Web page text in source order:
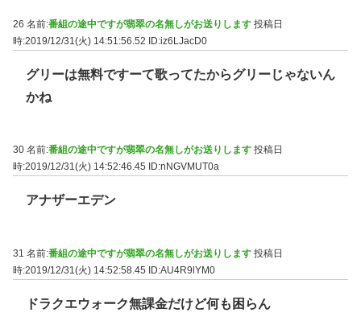
26 名前:番組の途中ですが翡翠の名無しがお送りします 投稿日
時:2019/12/31(火) 14:51:56.52 ID:iz6LJacD0
グリーは無料ですーて歌ってたからグリーじゃないん
かね
30 名前:番組の途中ですが翡翠の名無しがお送りします 投稿日
時:2019/12/31(火) 14:52:46.45
ID:nNGVMUT0a
アナザーエデン
31 名前:番組の途中ですが翡翠の名無しがお送りします 投稿日
時:2019/12/31(火) 14:52:58.45 ID:AU4R9lYM0
ドラクエウォーク無課金だけど何も困らん